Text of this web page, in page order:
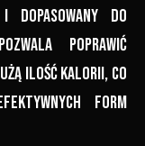
dopasowany do
poprawić
ilość kalorii, co
form